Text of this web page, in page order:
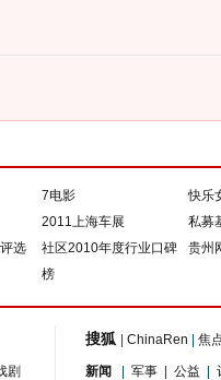
7电影
快乐
2011上海车展
私募
选
社区2010年度行业口碑
榜
贵州
剧
搜狐 ChinaRen 焦
新闻 军事 公益